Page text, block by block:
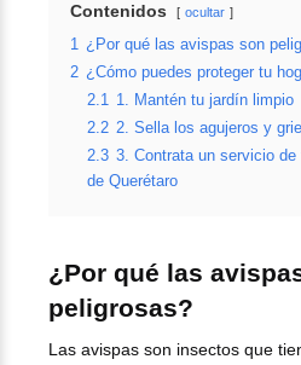
Contenidos ocultar
1 ¿Por qué las avispas son
2 ¿Cómo puedes proteger tu
2.1 1. Mantén tu jardín limpio
2.2 2. Sella los agujeros y
2.3 3. Contrata un servicio
de Querétaro
¿Por qué las
peligrosas?
Las avispas son insectos que